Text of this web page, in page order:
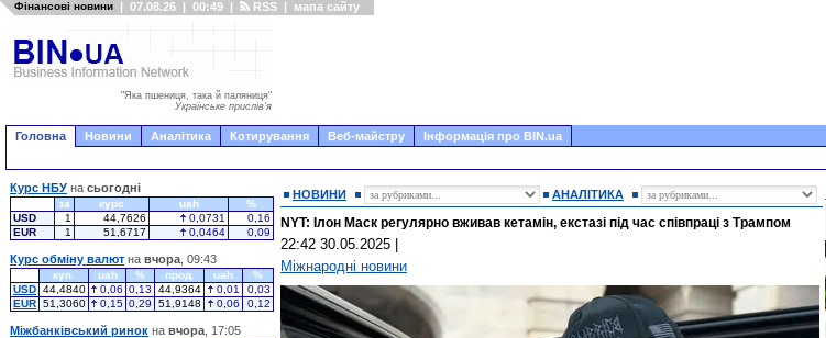
Фінансові новини | 07.08.26 | 00:49 | RSS | мапа сайту
"Яка пшениця, така й паляниця"
Українське прислів'я
Головна Новини Аналітика Котирування Веб-майстру Інформація про BIN.ua
НОВИНИ АНАЛІТИКА
NYT: Ілон Маск регулярно вживав кетамін, екстазі під час співпраці з Трампом
22:42 30.05.2025
Міжнародні новини
Курс НБУ на сьогодні
за курс uah
%
USD
1 44,7626 0,0731
0,16
EUR
1 51,6717 0,0464 0,09
Курс обміну валют на вчора , 09:43
куп. uah % прод. uah
%
USD 44,4840 0,06 0,13 44,9364 0,01
0,03
EUR 51,3060 0,15 0,29 51,9148 0,06 0,12
Міжбанківський ринок на вчора , 17:05